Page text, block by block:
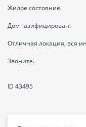
Жилое состояние.
Дом газифицирован.
Отличная локация, вся
Звоните.
ID 43495